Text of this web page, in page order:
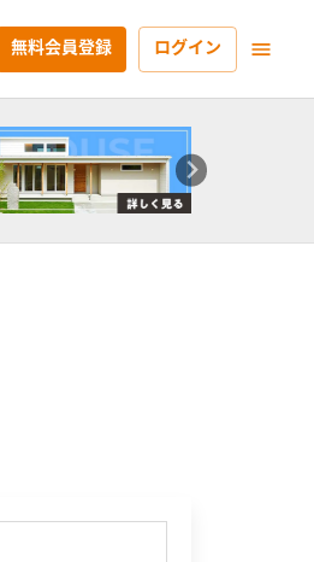
無料会員登録 ログイン